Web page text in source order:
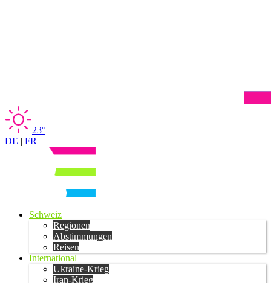
23°
DE | FR
Schweiz
Regionen
Abstimmungen
Reisen
International
Ukraine-Krieg
Iran-Krieg